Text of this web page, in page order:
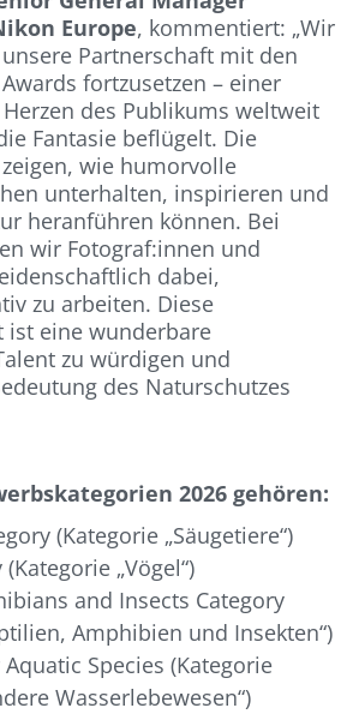
Europe, kommentiert: „Wir
Partnerschaft mit den
fortzusetzen – einer
des Publikums weltweit
Fantasie beflügelt. Die
wie humorvolle
unterhalten, inspirieren und
heranführen können. Bei
wir Fotograf:innen und
dabei,
zu arbeiten. Diese
ist eine wunderbare
zu würdigen und
des Naturschutzes
2026 gehören:
(Kategorie „Säugetiere“)
„Vögel“)
and Insects Category
Amphibien und Insekten“)
Species (Kategorie
Wasserlebewesen“)